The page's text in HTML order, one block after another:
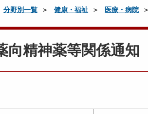
分野別一覧 健康・福祉 医療・病院
向精神薬等関係通知